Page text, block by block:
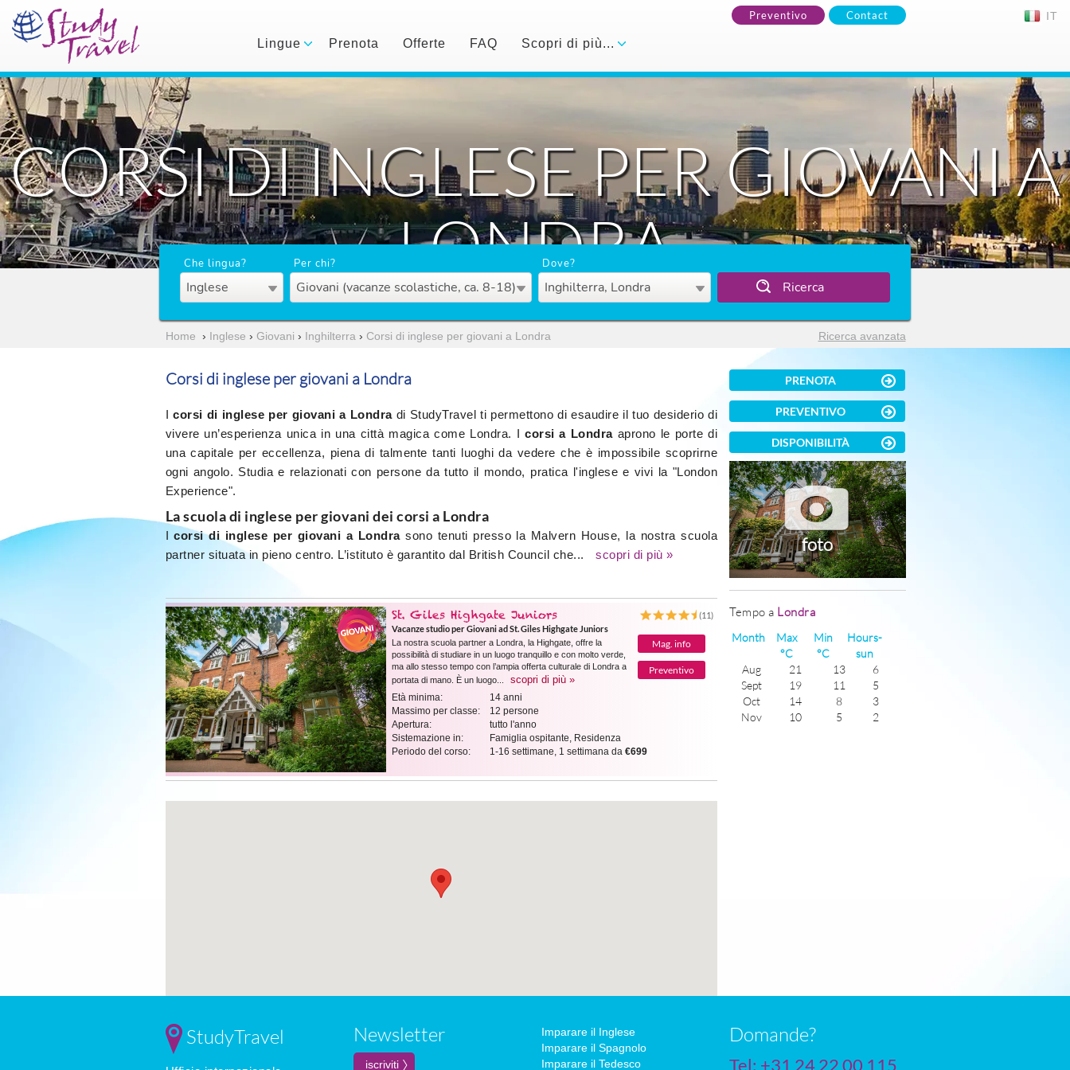
Preventivo Contact IT
Lingue Prenota Offerte FAQ Scopri di più...
CORSI DI INGLESE PER GIOVANI A
LONDRA
Che lingua?
Inglese
Per chi?
Giovani (vacanze scolastiche, ca. 8-18)
Dove?
Inghilterra, Londra Ricerca
Home › Inglese › Giovani › Inghilterra › Corsi di inglese per giovani a Londra Ricerca avanzata
Corsi di inglese per giovani a Londra
I corsi di inglese per giovani a Londradi StudyTravel ti permettono di esaudire il tuo desiderio di
vivere un’esperienza unica in una città magica come Londra. Icorsi a Londraaprono le porte di
una capitale per eccellenza, piena di talmente tanti luoghi da vedere che è impossibile scoprirne
ogni angolo. Studia e relazionati con persone da tutto il mondo, pratica l'inglese e vivi la "London
Experience".
La scuola di inglese per giovani dei corsi a Londra
Icorsi di inglese per giovani a Londrasono tenuti presso la Malvern House, la nostra scuola
partner situata in pieno centro. L’istituto è garantito dal British Council che...
scopri di più »
St. Giles Highgate Juniors
(11)
Vacanze studio per Giovani ad St. Giles Highgate Juniors
Mag. info
Preventivo
La nostra scuola partner a Londra, la Highgate, offre la
possibilità di studiare in un luogo tranquillo e con molto verde,
ma allo stesso tempo con l’ampia offerta culturale di Londra a
portata di mano. È un luogo...
scopri di più »
Età minima:
14 anni
Massimo per classe:
12 persone
Apertura:
tutto l'anno
Sistemazione in:
Famiglia ospitante, Residenza
Periodo del corso:
1-16 settimane, 1 settimana da €699
PRENOTA
PREVENTIVO
DISPONIBILITÀ
foto
Tempo a Londra
Month
Max
°C
Min
°C
Hours-
sun
Aug
21 13
6
Sept
19 11
5
Oct
14 8
3
Nov
10 5
2
StudyTravel Newsletter
Imparare il Inglese
Imparare il Spagnolo
Imparare il Tedesco
Domande?
Tel: +31 24 22 00 115